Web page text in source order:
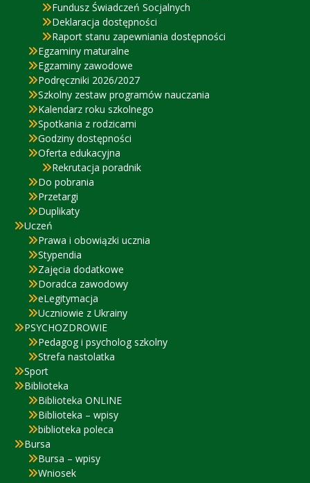
Fundusz Świadczeń Socjalnych
Deklaracja dostępności
Raport stanu zapewniania dostępności
Egzaminy maturalne
Egzaminy zawodowe
Podręczniki 2026/2027
Szkolny zestaw programów nauczania
Kalendarz roku szkolnego
Spotkania z rodzicami
Godziny dostępności
Oferta edukacyjna
Rekrutacja poradnik
Do pobrania
Przetargi
Duplikaty
Uczeń
Prawa i obowiązki ucznia
Stypendia
Zajęcia dodatkowe
Doradca zawodowy
eLegitymacja
Uczniowie z Ukrainy
PSYCHOZDROWIE
Pedagog i psycholog szkolny
Strefa nastolatka
Sport
Biblioteka
Biblioteka ONLINE
Biblioteka – wpisy
biblioteka poleca
Bursa
Bursa – wpisy
Wniosek